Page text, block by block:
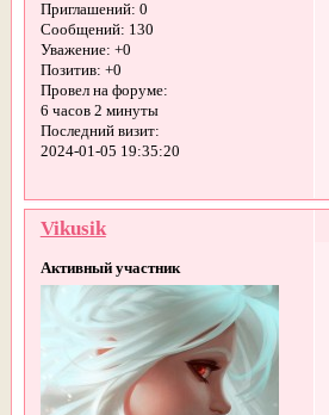
Приглашений: 0
Сообщений: 130
Уважение: +0
Позитив: +0
Провел на форуме:
6 часов 2 минуты
Последний визит:
2024-01-05 19:35:20
Vikusik
Активный участник